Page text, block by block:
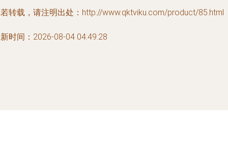
转载，请注明出处：http://www.qktviku.com/product/85.html
时间：2026-08-04 04:49:28